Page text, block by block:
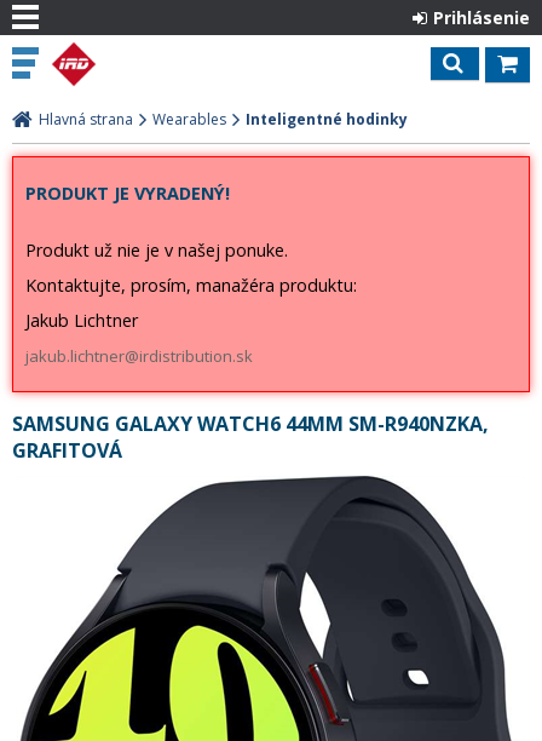
Prihlásenie
Hlavná strana Wearables Inteligentné hodinky
PRODUKT JE VYRADENÝ!
Produkt už nie je v našej ponuke.
Kontaktujte, prosím, manažéra produktu:
Jakub Lichtner
jakub.lichtner@irdistribution.sk
SAMSUNG GALAXY WATCH6 44MM SM-R940NZKA,
GRAFITOVÁ